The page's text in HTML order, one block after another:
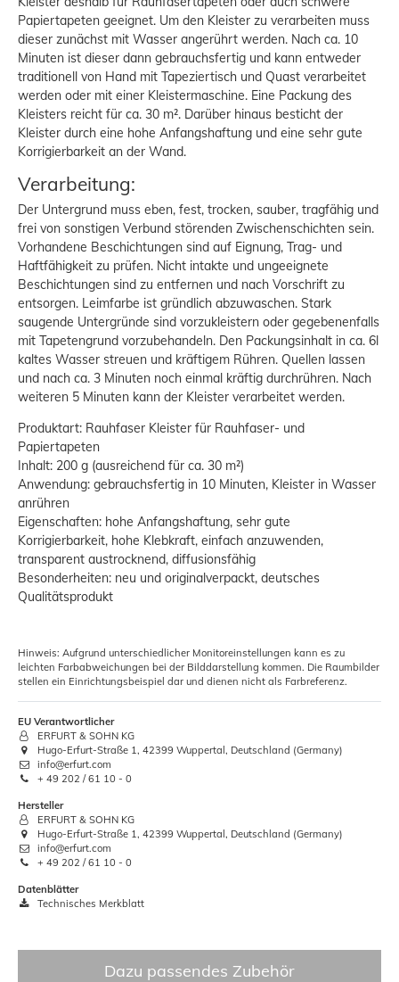
Papiertapeten geeignet. Um den Kleister zu verarbeiten muss
dieser zunächst mit Wasser angerührt werden. Nach ca. 10
Minuten ist dieser dann gebrauchsfertig und kann entweder
traditionell von Hand mit Tapeziertisch und Quast verarbeitet
werden oder mit einer Kleistermaschine. Eine Packung des
Kleisters reicht für ca. 30 m². Darüber hinaus besticht der
Kleister durch eine hohe Anfangshaftung und eine sehr gute
Korrigierbarkeit an der Wand.
Verarbeitung:
Der Untergrund muss eben, fest, trocken, sauber, tragfähig und
frei von sonstigen Verbund störenden Zwischenschichten sein.
Vorhandene Beschichtungen sind auf Eignung, Trag- und
Haftfähigkeit zu prüfen. Nicht intakte und ungeeignete
Beschichtungen sind zu entfernen und nach Vorschrift zu
entsorgen. Leimfarbe ist gründlich abzuwaschen. Stark
saugende Untergründe sind vorzukleistern oder gegebenenfalls
mit Tapetengrund vorzubehandeln. Den Packungsinhalt in ca. 6l
kaltes Wasser streuen und kräftigem Rühren. Quellen lassen
und nach ca. 3 Minuten noch einmal kräftig durchrühren. Nach
weiteren 5 Minuten kann der Kleister verarbeitet werden.
Produktart: Rauhfaser Kleister für Rauhfaser- und
Papiertapeten
Inhalt: 200 g (ausreichend für ca. 30 m²)
Anwendung: gebrauchsfertig in 10 Minuten, Kleister in Wasser
anrühren
Eigenschaften: hohe Anfangshaftung, sehr gute
Korrigierbarkeit, hohe Klebkraft, einfach anzuwenden,
transparent austrocknend, diffusionsfähig
Besonderheiten: neu und originalverpackt, deutsches
Qualitätsprodukt
Hinweis: Aufgrund unterschiedlicher Monitoreinstellungen kann es zu
leichten Farbabweichungen bei der Bilddarstellung kommen. Die Raumbilder
stellen ein Einrichtungsbeispiel dar und dienen nicht als Farbreferenz.
EU Verantwortlicher
ERFURT & SOHN KG
Hugo-Erfurt-Straße 1, 42399 Wuppertal, Deutschland (Germany)
info@erfurt.com
+ 49 202 / 61 10 - 0
Hersteller
ERFURT & SOHN KG
Hugo-Erfurt-Straße 1, 42399 Wuppertal, Deutschland (Germany)
info@erfurt.com
+ 49 202 / 61 10 - 0
Datenblätter
Technisches Merkblatt
Dazu passendes Zubehör